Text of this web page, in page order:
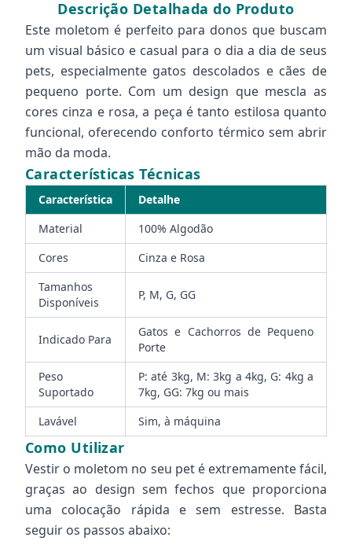
Descrição Detalhada do Produto
Este moletom é perfeito para donos que buscam
um visual básico e casual para o dia a dia de seus
pets, especialmente gatos descolados e cães de
pequeno porte. Com um design que mescla as
cores cinza e rosa, a peça é tanto estilosa quanto
funcional, oferecendo conforto térmico sem abrir
mão da moda.
Características Técnicas
Característica
Detalhe
Material
100% Algodão
Cores
Cinza e Rosa
Tamanhos
Disponíveis
P, M, G, GG
Indicado Para
Gatos e Cachorros de Pequeno
Porte
Peso
Suportado
P: até 3kg, M: 3kg a 4kg, G: 4kg a
7kg, GG: 7kg ou mais
Lavável
Sim, à máquina
Como Utilizar
Vestir o moletom no seu pet é extremamente fácil,
graças ao design sem fechos que proporciona
uma colocação rápida e sem estresse. Basta
seguir os passos abaixo: